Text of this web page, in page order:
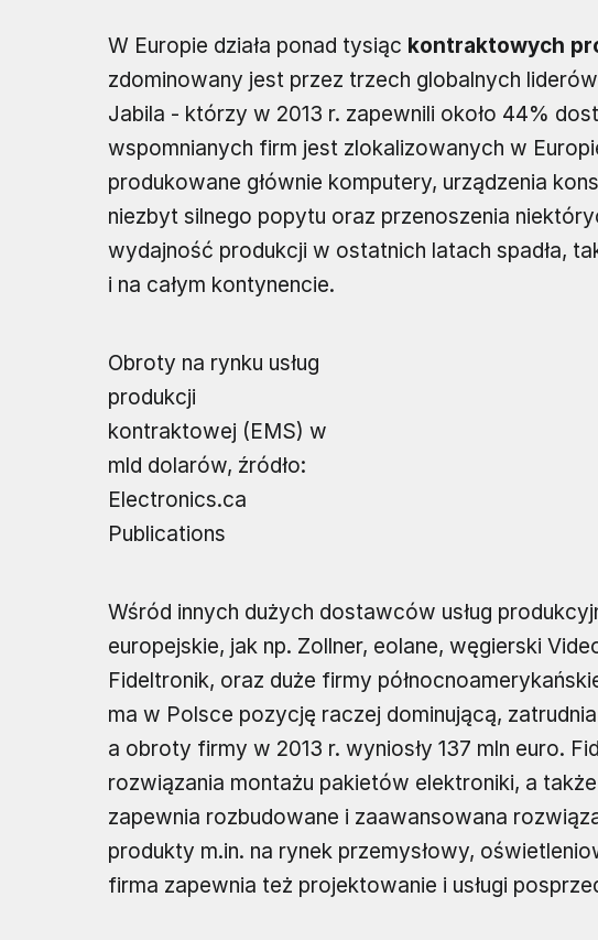
W Europie działa ponad tysiąc kontraktowych
zdominowany jest przez trzech globalnych
Jabila - którzy w 2013 r. zapewnili około 44%
wspomnianych firm jest zlokalizowanych w
produkowane głównie komputery, urządzenia
niezbyt silnego popytu oraz przenoszenia
wydajność produkcji w ostatnich latach spadła,
i na całym kontynencie.
Obroty na rynku usług
produkcji
kontraktowej (EMS) w
mld dolarów, źródło:
Electronics.ca
Publications
Wśród innych dużych dostawców usług
europejskie, jak np. Zollner, eolane, węgierski
Fideltronik, oraz duże firmy
ma w Polsce pozycję raczej dominującą,
a obroty firmy w 2013 r. wyniosły 137 mln euro.
rozwiązania montażu pakietów elektroniki, a
zapewnia rozbudowane i zaawansowana
produkty m.in. na rynek przemysłowy,
firma zapewnia też projektowanie i usługi